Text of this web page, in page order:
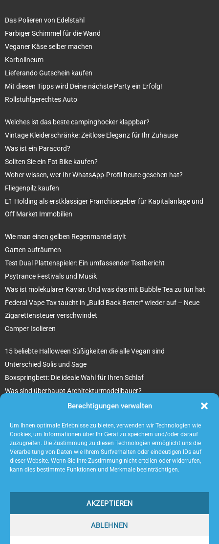
Berechtigungen verwalten
Um Ihnen optimale Erlebnisse zu bieten, verwenden wir Technologien wie
Cookies, um Informationen über Ihr Gerät zu speichern und/oder darauf
zuzugreifen. Die Zustimmung zu diesen Technologien ermöglicht uns die
Verarbeitung von Daten wie Ihrem Surfverhalten oder eindeutigen IDs auf
dieser Website. Wenn Sie Ihre Zustimmung nicht erteilen oder widerrufen,
kann dies bestimmte Funktionen und Merkmale beeinträchtigen.
AKZEPTIEREN
ABLEHNEN
Das Polieren von Edelstahl
Farbiger Schimmel für die Wand
Veganer Käse selber machen
Karbolineum
Lieferando Gutschein kaufen
Mit diesen Tipps wird Deine nächste Party ein Erfolg!
Rollstuhlgerechtes Auto
Welches ist das beste campinghocker klappbar?
Vintage Kleiderschränke: Zeitlose Eleganz für Ihr Zuhause
Was ist ein Paracord?
Sollten Sie ein Fat Bike kaufen?
Woher wissen, wer Ihr WhatsApp-Profil heute gesehen hat?
Fliegenpilz kaufen
E1 Holding als erstklassiger Franchisegeber für Kapitalanlage und
Off Market Immobilien
Wie man einen gelben Regenmantel stylt
Garten aufräumen
Test Dual Plattenspieler: Ein umfassender Testbericht
Psytrance Festivals und Musik
Was ist molekularer Kaviar. Und was das mit Bubble Tea zu tun hat
Federal Vape Tax taucht in „Build Back Better“ wieder auf – Neue
Zigarettensteuer verschwindet
Camper Isolieren
15 beliebte Halloween Süßigkeiten die alle Vegan sind
Unterschied Solis und Sage
Boxspringbett: Die ideale Wahl für Ihren Schlaf
Was sind überhaupt Architekturmodellbauer?
Tipps für Ihr beton ciré Badezimmer